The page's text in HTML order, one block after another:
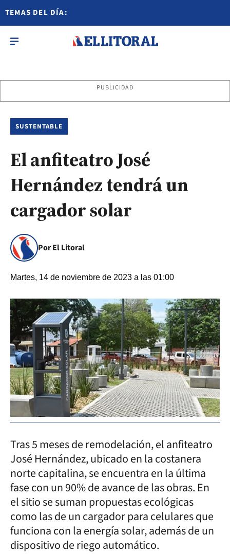
TEMAS DEL DÍA:
PUBLICIDAD
SUSTENTABLE
El anfiteatro José
Hernández tendrá un
cargador solar
Por El Litoral
Martes, 14 de noviembre de 2023 a las 01:00
Tras 5 meses de remodelación, el anfiteatro
José Hernández, ubicado en la costanera
norte capitalina, se encuentra en la última
fase con un 90% de avance de las obras. En
el sitio se suman propuestas ecológicas
como las de un cargador para celulares que
funciona con la energía solar, además de un
dispositivo de riego automático.